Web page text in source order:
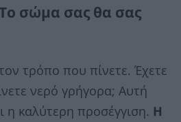
σώμα σας θα σας
τρόπο που πίνετε. Έχετε
νερό γρήγορα; Αυτή
η καλύτερη προσέγγιση. Η